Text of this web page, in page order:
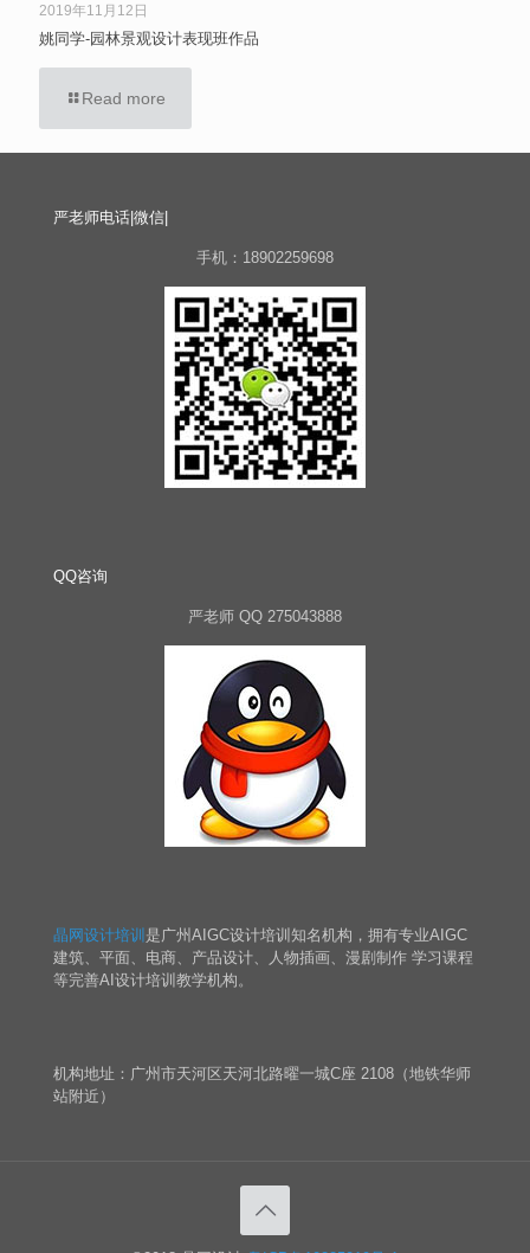
2019年11月12日
姚同学-园林景观设计表现班作品
Read more
严老师电话|微信|
手机：18902259698
QQ咨询
严老师 QQ 275043888
晶网设计培训 是广州AIGC设计培训知名机构，拥有专业AIGC
建筑、平面、电商、产品设计、人物插画、漫剧制作 学习课程
等完善AI设计培训教学机构。
机构地址：广州市天河区天河北路曜一城C座 2108（地铁华师
站附近）